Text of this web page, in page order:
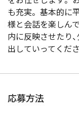
も充実。 基本的に
様と会話を楽しん
内に反映させたり
出していってくださ
応募方法